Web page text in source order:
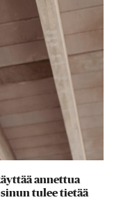
annettua
sinun tulee tietää